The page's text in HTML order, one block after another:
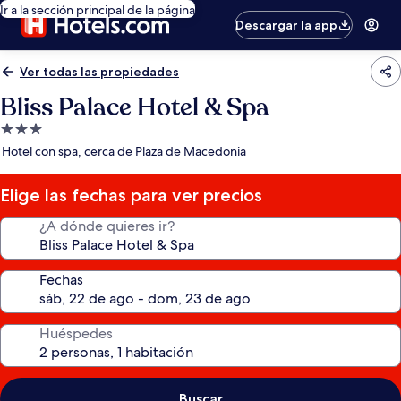
Ir a la sección principal de la página
Descargar la app
Ver todas las propiedades
Bliss Palace Hotel & Spa
Propiedad
de
estrellas
Hotel con spa, cerca de Plaza de Macedonia
Elige las fechas para ver precios
¿A dónde quieres ir?
Fechas
Huéspedes